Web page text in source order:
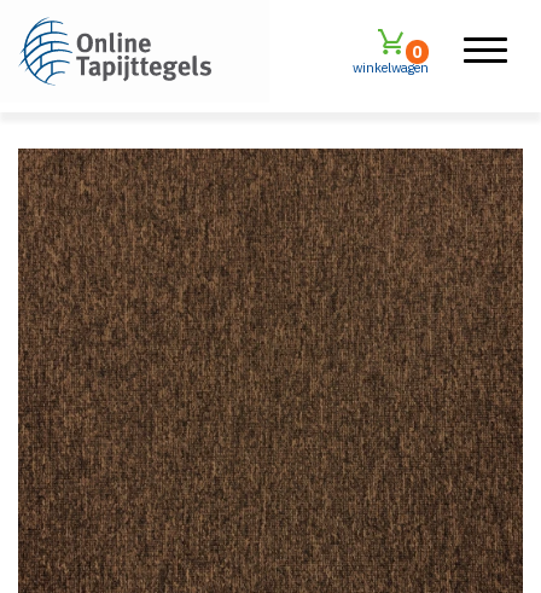
winkelwagen
0